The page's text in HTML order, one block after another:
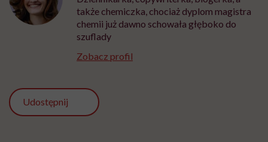
także chemiczka, chociaż dyplom magistra
chemii już dawno schowała głęboko do
szuflady
Zobacz profil
Udostępnij